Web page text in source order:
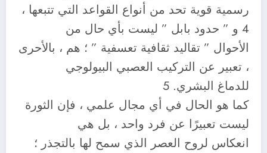
رسمية قوية تحد من أنواع القواعد التي تتبعها ،
4 و ” حدود بابل ” ليست بأي حال من
الأحوال ” تقاليد ثقافية تعسفية ” ؛ هم ، بالأحرى
، تعبير عن التركيب العصبي البيولوجي
للدماغ البشري. 5
كما هو الحال في أي مجال علمي ، فإن الثورة
ليست تعبيرًا عن فرد واحد ، بل هي
انعكاس لروح العصر الذي سمح لها بالتجذر ؛